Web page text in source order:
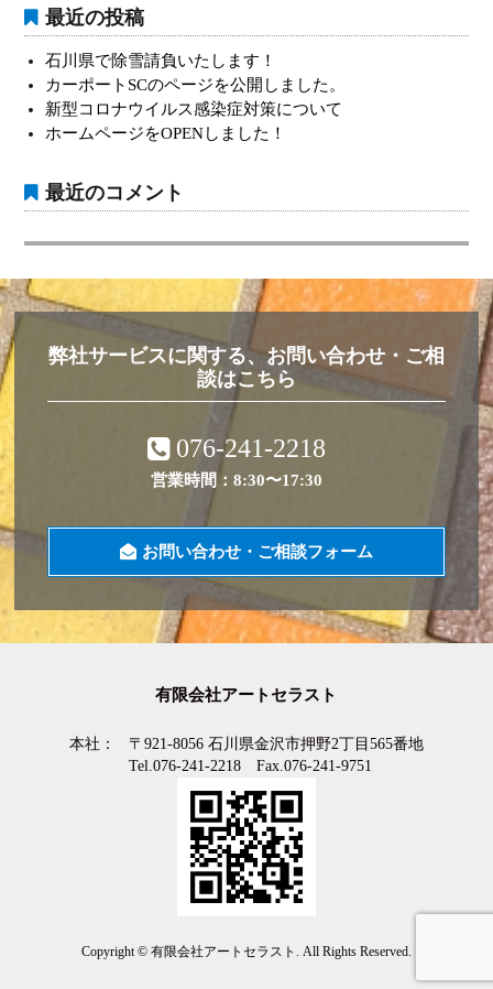
シ
ョ
ン
最近の投稿
石川県で除雪請負いたします！
カーポートSCのページを公開しました。
新型コロナウイルス感染症対策について
ホームページをOPENしました！
最近のコメント
弊社サービスに関する、お問い合わせ・ご相
談はこちら
076-241-2218
営業時間：8:30〜17:30
お問い合わせ・ご相談フォーム
有限会社アートセラスト
本社：
〒921-8056 石川県金沢市押野2丁目565番地
Tel. 076-241-2218Fax.076-241-9751
Copyright © 有限会社アートセラスト . All Rights Reserved.